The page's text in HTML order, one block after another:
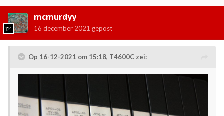
mcmurdyy
16 december 2021 gepost
Op 16-12-2021 om 15:18, T4600C zei: